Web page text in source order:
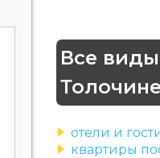
Все
Толочине
отели и
квартиры